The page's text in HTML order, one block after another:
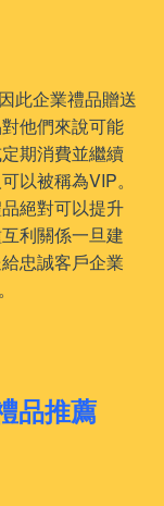
此企業禮品贈送
他們來說可能
期消費並繼續
以被稱為VIP。
絕對可以提升
利關係一旦建
忠誠客戶企業
品推薦